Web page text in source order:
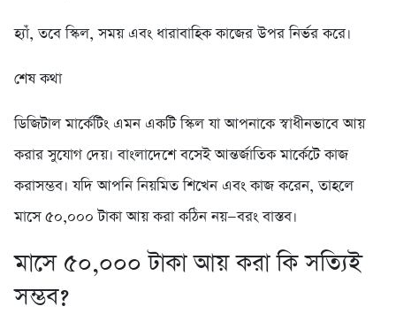
হ্যাঁ, তবে স্কিল, সময় এবং ধারাবাহিক কাজের উপর নির্ভর করে।
শেষ কথা
ডিজিটাল মার্কেটিং এমন একটি স্কিল যা আপনাকে স্বাধীনভাবে আয়
করার সুযোগ দেয়। বাংলাদেশে বসেই আন্তর্জাতিক মার্কেটে কাজ
করাসম্ভব। যদি আপনি নিয়মিত শিখেন এবং কাজ করেন, তাহলে
মাসে ৫০,০০০ টাকা আয় করা কঠিন নয়—বরং বাস্তব।
মাসে ৫০,০০০ টাকা আয় করা কি সত্যিই
সম্ভব?